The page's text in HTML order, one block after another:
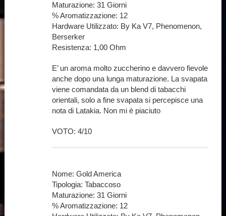
Maturazione: 31 Giorni
% Aromatizzazione: 12
Hardware Utilizzato: By Ka V7, Phenomenon,
Berserker
Resistenza: 1,00 Ohm
E’ un aroma molto zuccherino e davvero fievole
anche dopo una lunga maturazione. La svapata
viene comandata da un blend di tabacchi
orientali, solo a fine svapata si percepisce una
nota di Latakia. Non mi è piaciuto
VOTO: 4/10
Nome: Gold America
Tipologia: Tabaccoso
Maturazione: 31 Giorni
% Aromatizzazione: 12